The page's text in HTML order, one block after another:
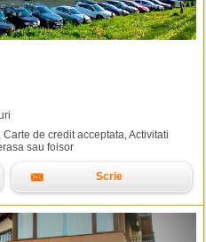
de credit acceptata, Activitati
sau foisor
Scrie